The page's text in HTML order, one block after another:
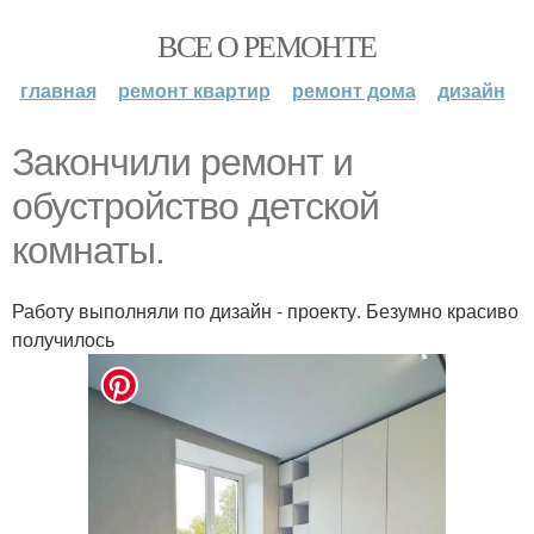
ВСЕ О РЕМОНТЕ
главная ремонт квартир ремонт дома дизайн
Закончили ремонт и
обустройство детской
комнаты.
Работу выполняли по дизайн - проекту. Безумно красиво
получилось